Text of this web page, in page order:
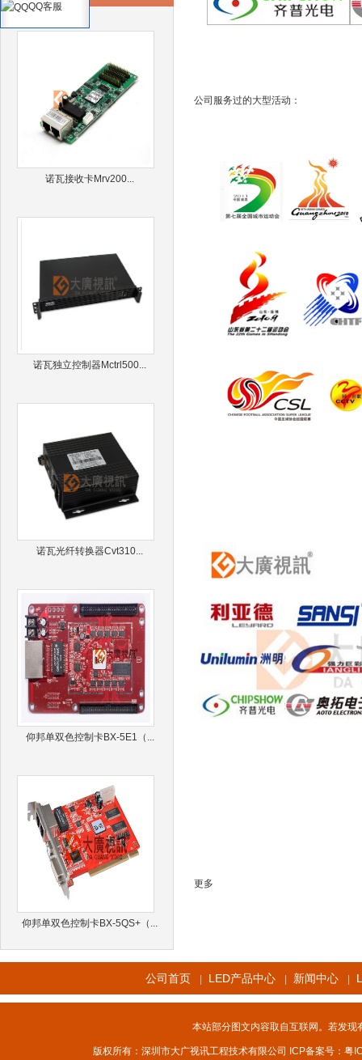
诺瓦接收卡Mrv200...
诺瓦独立控制器Mctrl500...
诺瓦光纤转换器Cvt310...
仰邦单双色控制卡BX-5E1（...
仰邦单双色控制卡BX-5QS+（...
公司服务过的大型活动：
更多
公司首页 LED产品中心 新闻中心
本站部分图文内容取自互联网。若发
版权所有：深圳市大广视讯工程技术有限公司 ICP备案号： 粤
QQ客服